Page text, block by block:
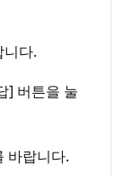
다.
] 버튼을 눌
바랍니다.